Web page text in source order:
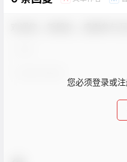
您必须登录或